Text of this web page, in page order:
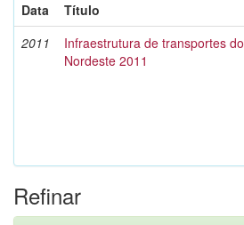
Data
Título
2011
Infraestrutura de transportes do
Nordeste 2011
Refinar